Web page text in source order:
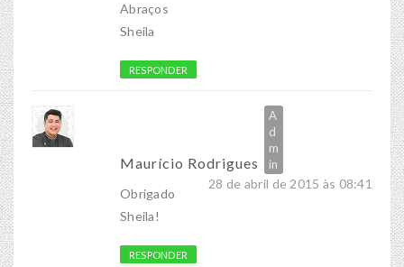
Abraços
Sheila
RESPONDER
Maurício Rodrigues
28 de abril de 2015 às 08:41
Obrigado
Sheila!
RESPONDER